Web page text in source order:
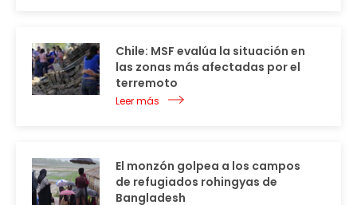
Chile: MSF evalúa la situación en
las zonas más afectadas por el
terremoto
Leer más
El monzón golpea a los campos
de refugiados rohingyas de
Bangladesh